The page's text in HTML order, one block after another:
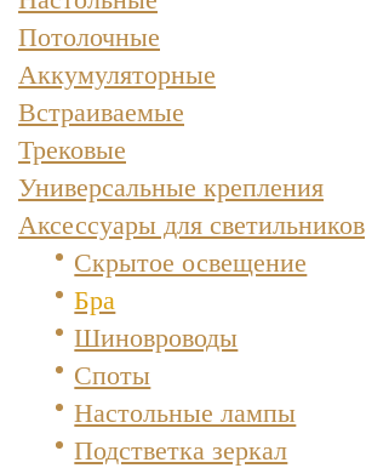
Потолочные
Аккумуляторные
Встраиваемые
Трековые
Универсальные крепления
Аксессуары для светильников
Скрытое освещение
Бра
Шиновроводы
Споты
Настольные лампы
Подстветка зеркал